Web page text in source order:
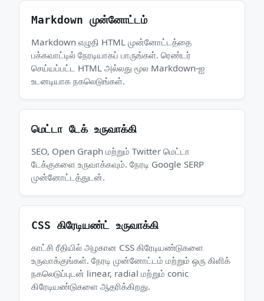
Markdown முன்னோட்டம்
Markdown எழுதி HTML முன்னோட்டத்தை
பக்கவாட்டில் நேரடியாகப் பாருங்கள். ரெண்டர்
செய்யப்பட்ட HTML அல்லது மூல Markdown-ஐ
உடனடியாக நகலெடுங்கள்.
மெட்டா டேக் உருவாக்கி
SEO, Open Graph மற்றும் Twitter மெட்டா
டேக்குகளை உருவாக்கவும். நேரடி Google SERP
முன்னோட்டத்துடன்.
CSS கிரேடியண்ட் உருவாக்கி
காட்சி ரீதியில் அழகான CSS கிரேடியண்டுகளை
உருவாக்குங்கள். நேரடி முன்னோட்டம் மற்றும் ஒரு கிளிக்
நகலெடுப்புடன் linear, radial மற்றும் conic
கிரேடியண்டுகளை ஆதரிக்கிறது.